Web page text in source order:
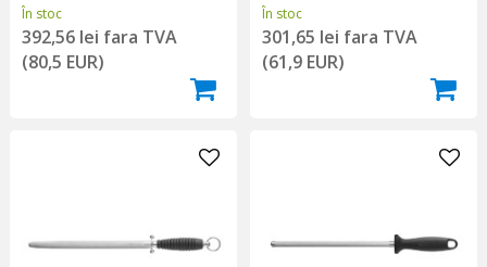
În stoc
392,56 lei fara TVA
(80,5 EUR)
În stoc
301,65 lei fara TVA
(61,9 EUR)